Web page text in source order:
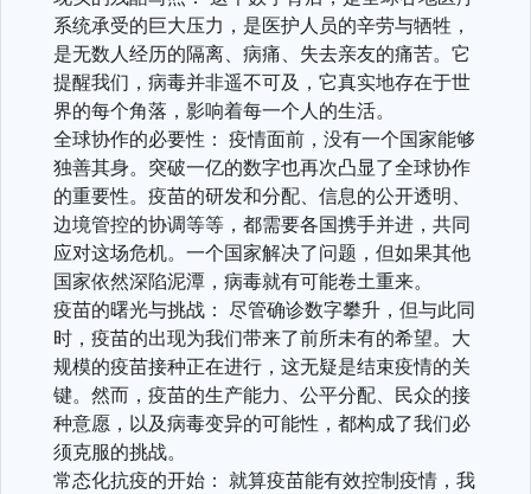
系统承受的巨大压力，是医护人员的辛劳与牺牲，
是无数人经历的隔离、病痛、失去亲友的痛苦。它
提醒我们，病毒并非遥不可及，它真实地存在于世
界的每个角落，影响着每一个人的生活。
全球协作的必要性： 疫情面前，没有一个国家能够
独善其身。突破一亿的数字也再次凸显了全球协作
的重要性。疫苗的研发和分配、信息的公开透明、
边境管控的协调等等，都需要各国携手并进，共同
应对这场危机。一个国家解决了问题，但如果其他
国家依然深陷泥潭，病毒就有可能卷土重来。
疫苗的曙光与挑战： 尽管确诊数字攀升，但与此同
时，疫苗的出现为我们带来了前所未有的希望。大
规模的疫苗接种正在进行，这无疑是结束疫情的关
键。然而，疫苗的生产能力、公平分配、民众的接
种意愿，以及病毒变异的可能性，都构成了我们必
须克服的挑战。
常态化抗疫的开始： 就算疫苗能有效控制疫情，我